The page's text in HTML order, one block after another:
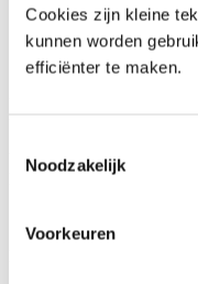
Cookies zijn kleine
kunnen worden
efficiënter te maken.
Noodzakelijk
Voorkeuren
Opiniones de
Shungite
Valorado4de 5
Mathea Tigelaar